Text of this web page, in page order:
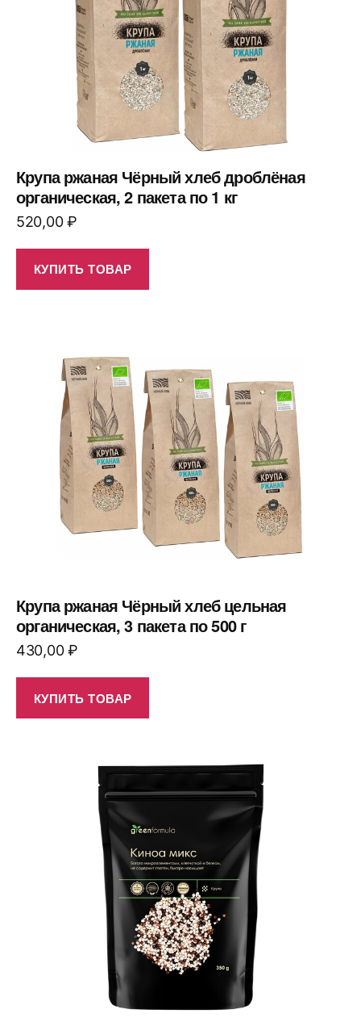
Крупа ржаная Чёрный хлеб дроблёная
органическая, 2 пакета по 1 кг
520,00₽
КУПИТЬ ТОВАР
Крупа ржаная Чёрный хлеб цельная
органическая, 3 пакета по 500 г
430,00₽
КУПИТЬ ТОВАР